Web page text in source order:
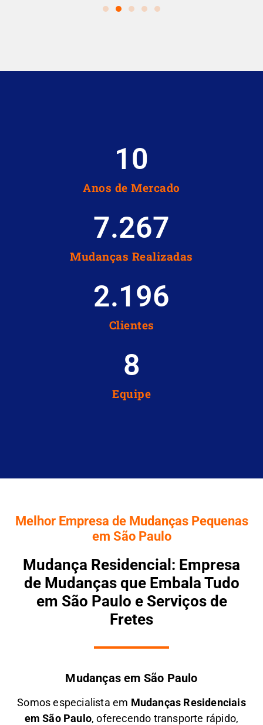
Anos de Mercado
10
Mudanças Realizadas
7.267
Clientes
2.196
Equipe
8
Melhor Empresa de Mudanças Pequenas
em São Paulo
Mudança Residencial: Empresa
de Mudanças que Embala Tudo
em São Paulo e Serviços de
Fretes
Mudanças em São Paulo
Somos especialista em Mudanças Residenciais
em São Paulo, oferecendo transporte rápido,